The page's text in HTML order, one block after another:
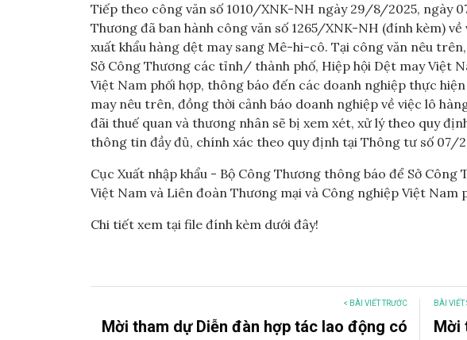
Tiếp theo công văn số 1010/XNK-NH ngày 29/8/2025, ngày
Thương đã ban hành công văn số 1265/XNK-NH (đính kèm)
xuất khẩu hàng dệt may sang Mê-hi-cô. Tại công văn nêu
Sở Công Thương các tỉnh/ thành phố, Hiệp hội Dệt may Việt
Việt Nam phối hợp, thông báo đến các doanh nghiệp thực
may nêu trên, đồng thời cảnh báo doanh nghiệp về việc lô
đãi thuế quan và thương nhân sẽ bị xem xét, xử lý theo quy
thông tin đầy đủ, chính xác theo quy định tại Thông tư số 07/
Cục Xuất nhập khẩu - Bộ Công Thương thông báo để Sở
Việt Nam và Liên đoàn Thương mại và Công nghiệp Việt Nam
Chi tiết xem tại file đính kèm dưới đây!
< BÀI VIẾT TRƯỚC
Mời tham dự Diễn đàn hợp tác lao động có
BÀI VIẾT
Mời